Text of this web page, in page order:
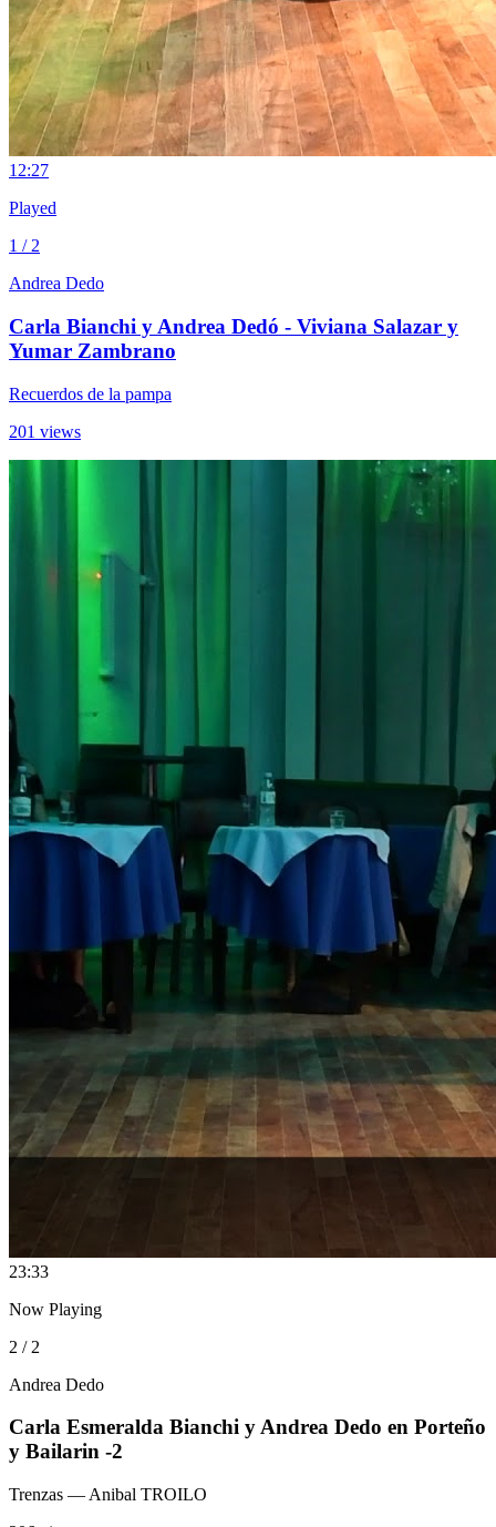
1 2:27
Played
1 / 2
Andrea Dedo
Carla Bianchi y Andrea Dedó - Viviana Salazar y
Yumar Zambrano
Recuerdos de la pampa
201 views
23:33
Now Playing
2 / 2
Andrea Dedo
Carla Esmeralda Bianchi y Andrea Dedo en Porteño
y Bailarin -2
Trenzas — Anibal TROILO